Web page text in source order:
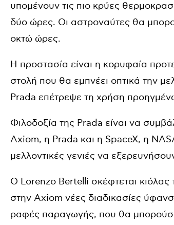
υπομένουν τις πιο κρύες
δύο ώρες. Οι αστροναύτες θα
οκτώ ώρες.
Η προστασία είναι η κορυφαία
στολή που θα εμπνέει οπτικά την
Prada επέτρεψε τη χρήση
Φιλοδοξία της Prada είναι να
Axiom, η Prada και η SpaceX, η
μελλοντικές γενιές να
Ο Lorenzo Bertelli σκέφτεται
στην Axiom νέες διαδικασίες
ραφές παραγωγής, που θα